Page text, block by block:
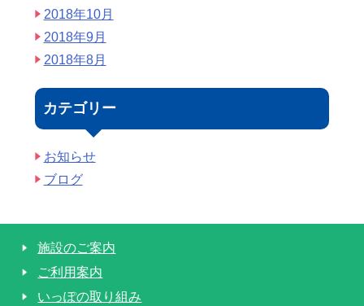
2018年10月
2018年9月
2018年8月
カテゴリー
お知らせ
ブログ
施設のご案内
ご利用案内
いっぽの取り組み